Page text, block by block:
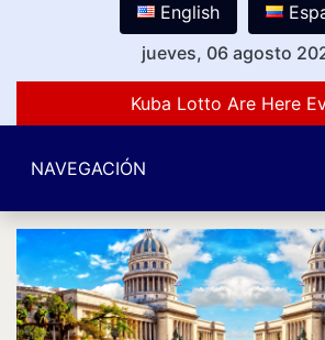
English
jueves, 06 agosto
Kuba Lotto Are Here
NAVEGACIÓN